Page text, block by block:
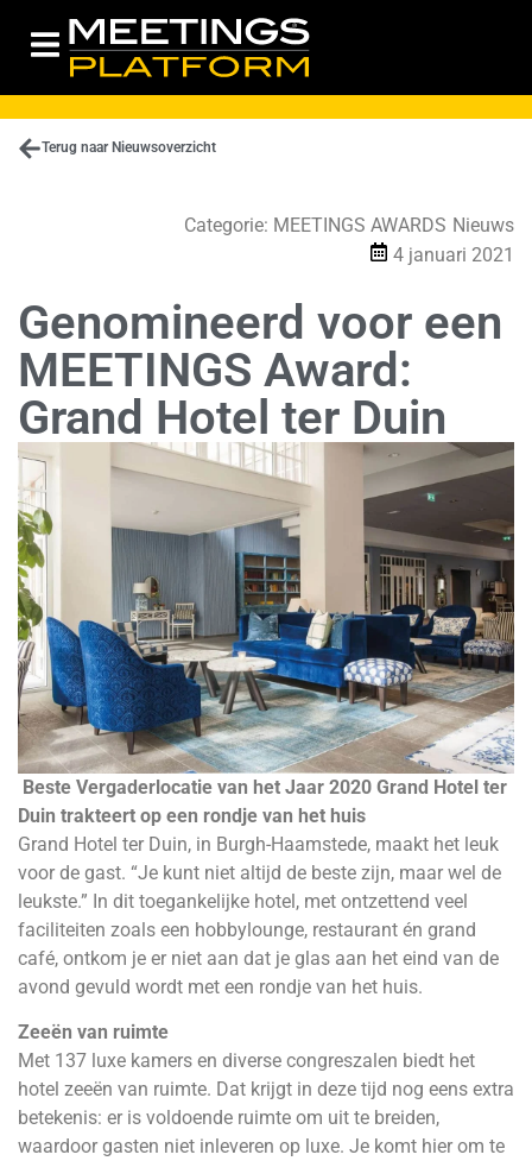
Terug naar Nieuwsoverzicht
Categorie: MEETINGS AWARDS Nieuws
4 januari 2021
Genomineerd voor een
MEETINGS Award:
Grand Hotel ter Duin
Beste Vergaderlocatie van het Jaar 2020 Grand Hotel ter
Duin trakteert op een rondje van het huis
Grand Hotel ter Duin, in Burgh-Haamstede, maakt het leuk
voor de gast. “Je kunt niet altijd de beste zijn, maar wel de
leukste.” In dit toegankelijke hotel, met ontzettend veel
faciliteiten zoals een hobbylounge, restaurant én grand
café, ontkom je er niet aan dat je glas aan het eind van de
avond gevuld wordt met een rondje van het huis.
Zeeën van ruimte
Met 137 luxe kamers en diverse congreszalen biedt het
hotel zeeën van ruimte. Dat krijgt in deze tijd nog eens extra
betekenis: er is voldoende ruimte om uit te breiden,
waardoor gasten niet inleveren op luxe. Je komt hier om te